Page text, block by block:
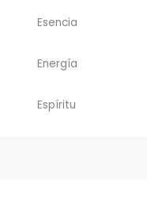
Esencia
Energía
Espíritu